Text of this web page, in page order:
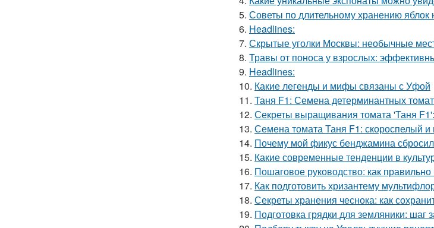
5. Советы по длительному хранению
6. Headlines:
7. Скрытые уголки Москвы: необычные
8. Травы от поноса у взрослых:
9. Headlines:
10. Какие легенды и мифы связаны с Уфой
11. Таня F1: Семена детерминантных
12. Секреты выращивания томата 'Таня
13. Семена томата Таня F1: скороспелый
14. Почему мой фикус бенджамина
15. Какие современные тенденции в
16. Пошаговое руководство: как
17. Как подготовить хризантему
18. Секреты хранения чеснока: как
19. Подготовка грядки для земляники: шаг